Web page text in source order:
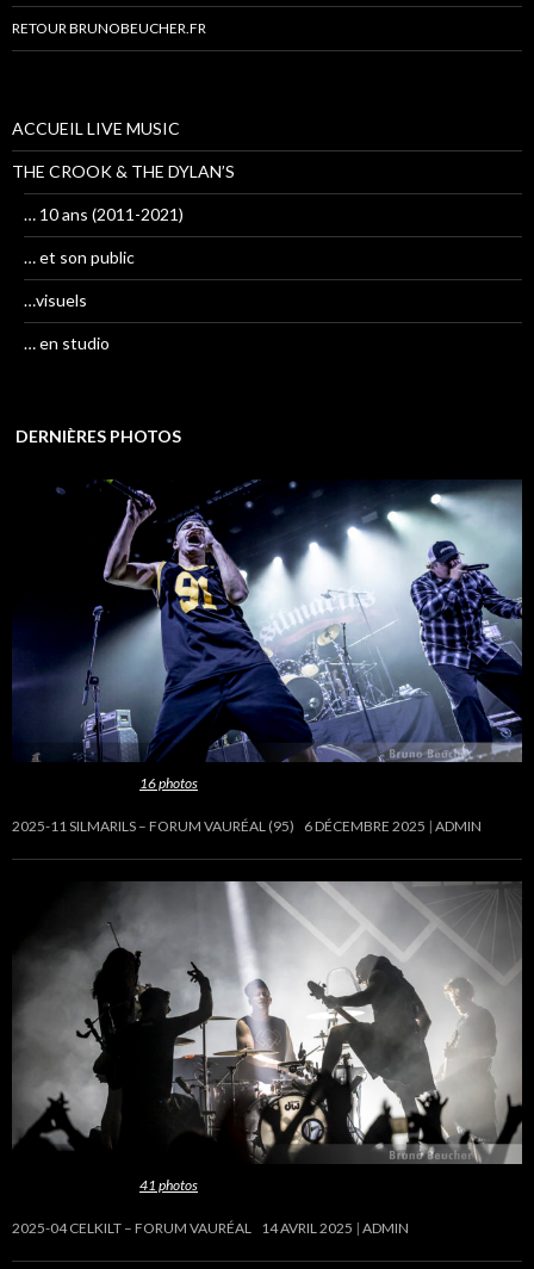
RETOUR BRUNOBEUCHER.FR
ACCUEIL LIVE MUSIC
THE CROOK & THE DYLAN’S
… 10 ans (2011-2021)
… et son public
…visuels
… en studio
DERNIÈRES PHOTOS
16 photos
2025-11 SILMARILS – FORUM VAURÉAL (95) 6 DÉCEMBRE 2025 ADMIN
41 photos
2025-04 CELKILT – FORUM VAURÉAL 14 AVRIL 2025 ADMIN